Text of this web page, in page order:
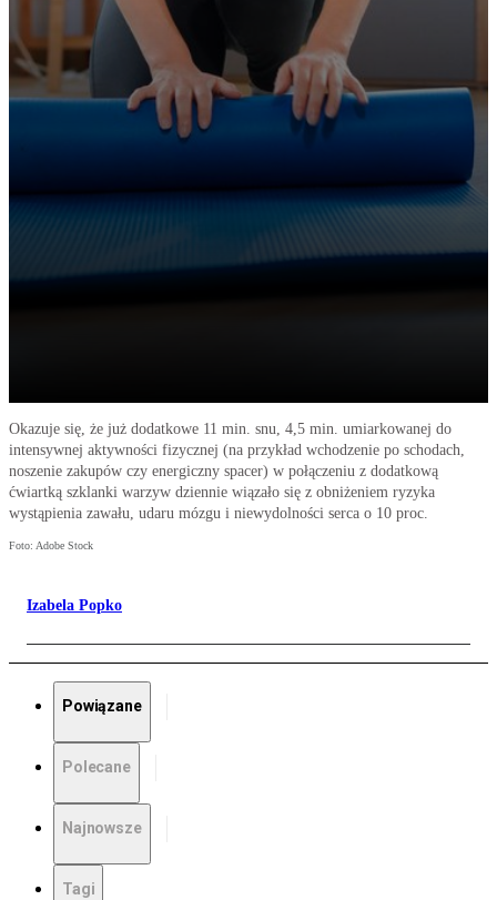
Okazuje się, że już dodatkowe 11 min. snu, 4,5 min. umiarkowanej do
intensywnej aktywności fizycznej (na przykład wchodzenie po schodach,
noszenie zakupów czy energiczny spacer) w połączeniu z dodatkową
ćwiartką szklanki warzyw dziennie wiązało się z obniżeniem ryzyka
wystąpienia zawału, udaru mózgu i niewydolności serca o 10 proc.
Foto: Adobe Stock
Izabela Popko
Powiązane
Polecane
Najnowsze
Tagi